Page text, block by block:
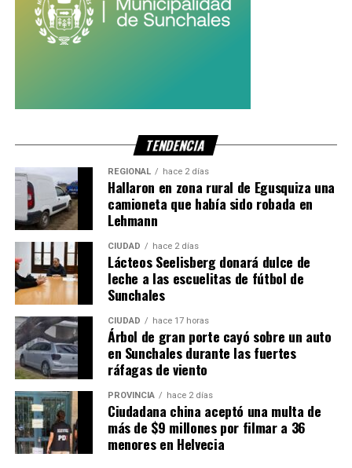
«Gracias por dejarme
vestir la camiseta más
hermosa del mundo. Hasta
siempre, Selección».
Un ciclo histórico con la Albiceleste
Con este anuncio,Nicolás Otamendi
etapas más exitosas de su carrera deportiva. Durante el
ciclo encabezado porLionel Scaloni, fue una pieza clave
de la defensa y conquistó importantes títulos
internacionales.
Entre sus principales logros con la Selección Argentina se
destacan:
Copa América.
Finalissima.
TENDENCIA
REGIONAL hace 2 días
Hallaron en zona rural de Egusquiza una
camioneta que había sido robada en
Lehmann
CIUDAD hace 2 días
Lácteos Seelisberg donará dulce de
leche a las escuelitas de fútbol de
Sunchales
CIUDAD hace 17 horas
Árbol de gran porte cayó sobre un auto
en Sunchales durante las fuertes
ráfagas de viento
PROVINCIA hace 2 días
Ciudadana china aceptó una multa de
más de $9 millones por filmar a 36
menores en Helvecia